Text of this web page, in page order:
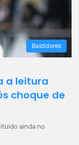
Bastidores
a leitura
choque de
ainda no